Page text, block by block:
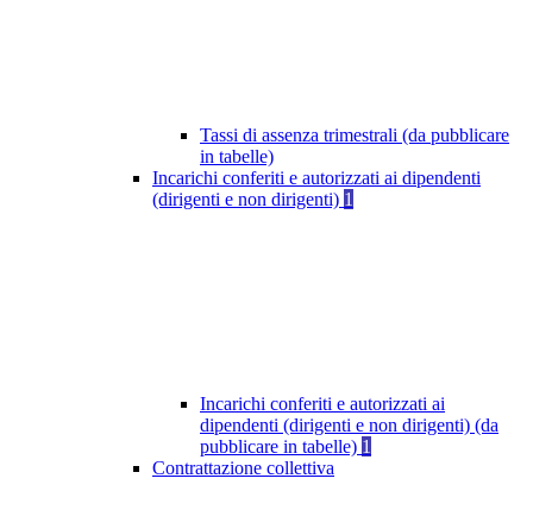
Tassi di assenza trimestrali (da pubblicare
in tabelle)
Incarichi conferiti e autorizzati ai dipendenti
(dirigenti e non dirigenti) 1
Incarichi conferiti e autorizzati ai
dipendenti (dirigenti e non dirigenti) (da
pubblicare in tabelle) 1
Contrattazione collettiva